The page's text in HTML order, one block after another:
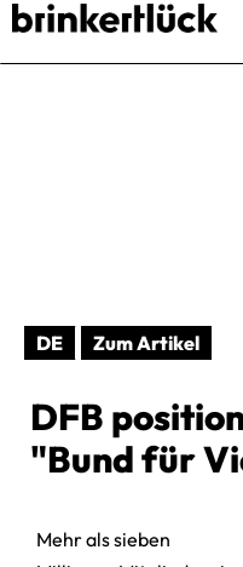
DE Zum Artikel
DFB
"Bund für
Mehr als sieben
Hautfarbe, Religion und